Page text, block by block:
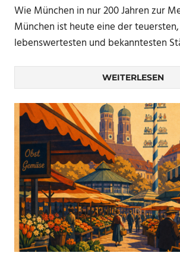
Wie München in nur 200 Jahren zur
München ist heute eine der teuersten,
lebenswertesten und bekanntesten
WEITERLESEN